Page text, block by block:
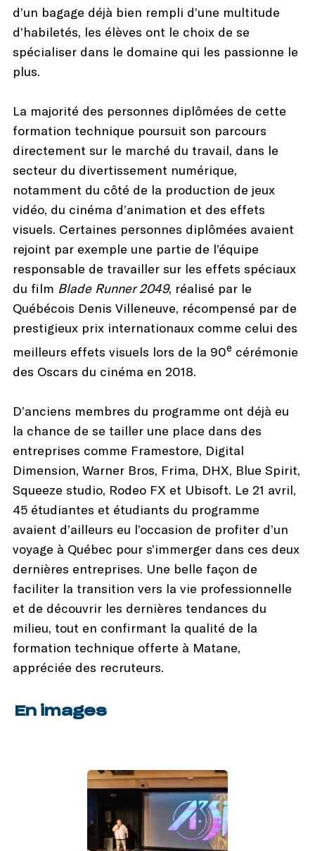
d’un bagage déjà bien rempli d’une multitude
d’habiletés, les élèves ont le choix de se
spécialiser dans le domaine qui les passionne le
plus.
La majorité des personnes diplômées de cette
formation technique poursuit son parcours
directement sur le marché du travail, dans le
secteur du divertissement numérique,
notamment du côté de la production de jeux
vidéo, du cinéma d’animation et des effets
visuels. Certaines personnes diplômées avaient
rejoint par exemple une partie de l’équipe
responsable de travailler sur les effets spéciaux
du film Blade Runner 2049, réalisé par le
Québécois Denis Villeneuve, récompensé par de
prestigieux prix internationaux comme celui des
meilleurs effets visuels lors de la 90e cérémonie
des Oscars du cinéma en 2018.
D’anciens membres du programme ont déjà eu
la chance de se tailler une place dans des
entreprises comme Framestore, Digital
Dimension, Warner Bros, Frima, DHX, Blue Spirit,
Squeeze studio, Rodeo FX et Ubisoft. Le 21 avril,
45 étudiantes et étudiants du programme
avaient d’ailleurs eu l’occasion de profiter d’un
voyage à Québec pour s’immerger dans ces deux
dernières entreprises. Une belle façon de
faciliter la transition vers la vie professionnelle
et de découvrir les dernières tendances du
milieu, tout en confirmant la qualité de la
formation technique offerte à Matane,
appréciée des recruteurs.
En images